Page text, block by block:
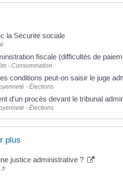
la Sécurité sociale
fiscale (difficultés de
- Consommation
conditions peut-on saisir le juge
- Élections
d'un procès devant le tribunal
- Élections
plus
justice administrative ?